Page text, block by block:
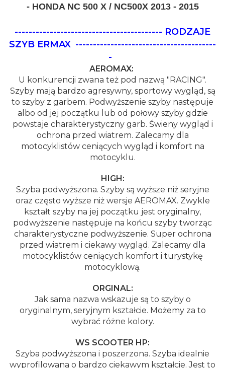
- HONDA NC 500 X / NC500X 2013 - 2015
------------------------------------------ RODZAJE
SZYB ERMAX ----------------------------------------
-
AEROMAX:
U konkurencji zwana też pod nazwą "RACING".
Szyby mają bardzo agresywny, sportowy wygląd, są
to szyby z garbem. Podwyższenie szyby następuje
albo od jej początku lub od połowy szyby gdzie
powstaje charakterystyczny garb. Świeny wygląd i
ochrona przed wiatrem. Zalecamy dla
motocyklistów ceniących wygląd i komfort na
motocyklu.
HIGH:
Szyba podwyższona. Szyby są wyższe niż seryjne
oraz często wyższe niż wersje AEROMAX. Zwykle
kształt szyby na jej początku jest oryginalny,
podwyższenie następuje na końcu szyby tworząc
charakterystyczne podwyższenie. Super ochrona
przed wiatrem i ciekawy wygląd. Zalecamy dla
motocyklistów ceniących komfort i turystykę
motocyklową.
ORGINAL:
Jak sama nazwa wskazuje są to szyby o
oryginalnym, seryjnym kształcie. Możemy za to
wybrać różne kolory.
WS SCOOTER HP:
Szyba podwyższona i poszerzona. Szyba idealnie
wyprofilowana o bardzo ciekawym kształcie. Jest to